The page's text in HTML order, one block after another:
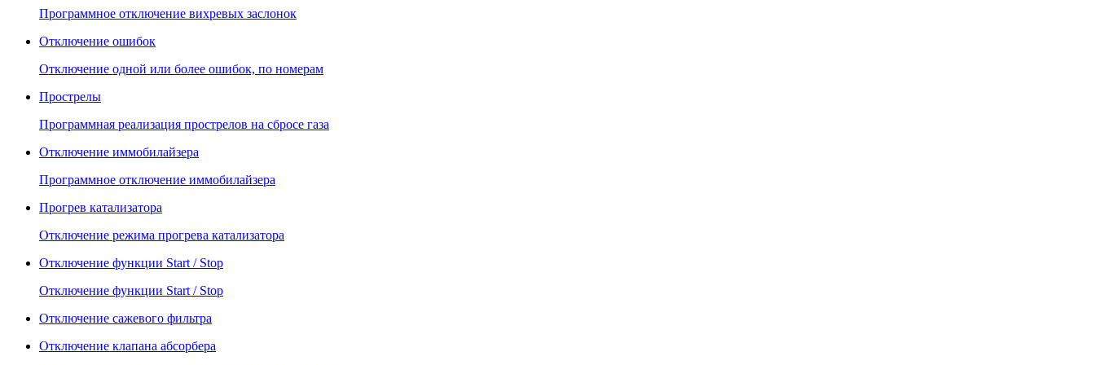
Программное отключение вихревых заслонок
Отключение ошибок
Отключение одной или более ошибок, по номерам
Прострелы
Программная реализация прострелов на сбросе газа
Отключение иммобилайзера
Программное отключение иммобилайзера
Прогрев катализатора
Отключение режима прогрева катализатора
Отключение функции Start / Stop
Отключение функции Start / Stop
Отключение сажевого фильтра
Отключение клапана абсорбера